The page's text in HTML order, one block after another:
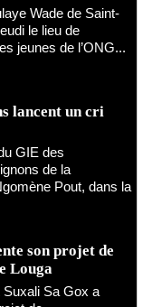
Wade de Saint-
le lieu de
jeunes de l’ONG...
lancent un cri
GIE des
de la
Pout, dans la
son projet de
Louga
Sa Gox a